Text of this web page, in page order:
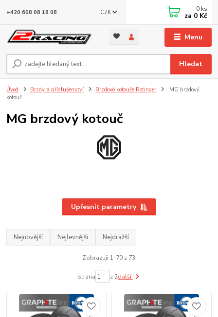
Menu
CZK
Hledat
+420 608 08 18 08 0 ks
za 0 Kč
Úvod Brzdy a příslušenství Brzdové kotouče Rotinger
MG brzdový
kotouč
MG brzdový kotouč
Upřesnit parametry
Nejnovější Nejlevnější Nejdražší
Zobrazuji 1-70 z 73
strana z 2další